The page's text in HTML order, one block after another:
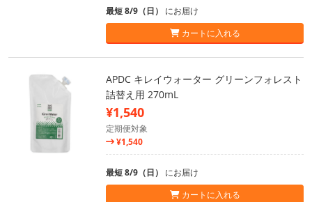
最短 8/9（日） にお届け
カートに入れる
APDC キレイウォーター グリーンフォレスト
詰替え用 270mL
¥1,540
定期便対象
¥1,540
最短 8/9（日） にお届け
カートに入れる